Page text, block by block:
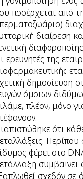
προέρχεται από
διαίρεση
ερευνητές της
δημοσίευση
όμοιων
πλέον, μόνο
ότι
φέρει στο
συμβαίνει
σχεδόν σε